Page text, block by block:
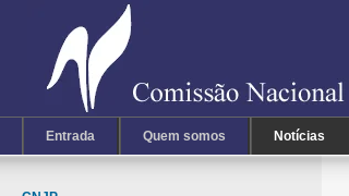
Entrada Quem somos Notícias